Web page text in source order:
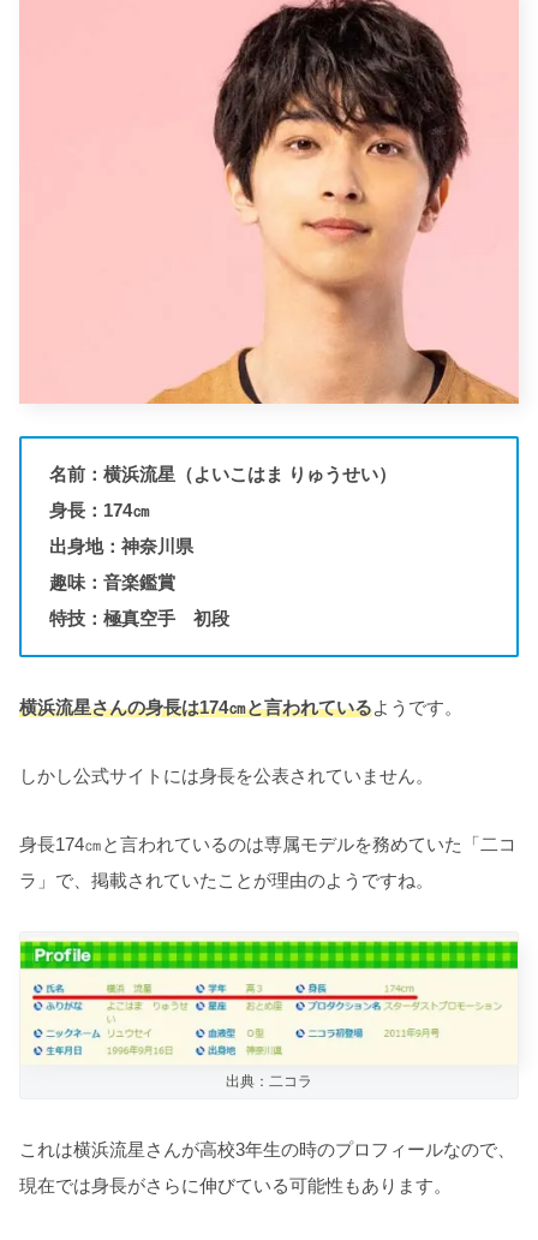
名前：横浜流星（よいこはま りゅうせい）
身長：174㎝
出身地：神奈川県
趣味：音楽鑑賞
特技：極真空手 初段
横浜流星さんの身長は174㎝と言われているようです。
しかし公式サイトには身長を公表されていません。
身長174㎝と言われているのは専属モデルを務めていた「二コ
ラ」で、掲載されていたことが理由のようですね。
出典：二コラ
これは横浜流星さんが高校3年生の時のプロフィールなので、
現在では身長がさらに伸びている可能性もあります。